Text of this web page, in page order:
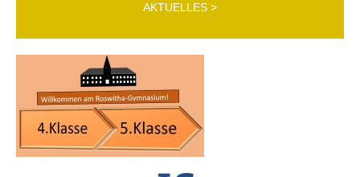
Mobbing Interventions Team (MIT)
Beratungslehrer
Schülerfirma
Schülervertretung
Schulelternrat
Elternverein
AKTUELLES >